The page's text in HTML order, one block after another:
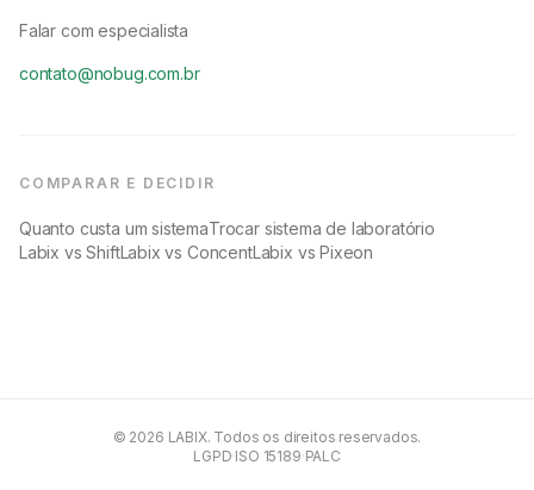
Falar com especialista
contato@nobug.com.br
COMPARAR E DECIDIR
Quanto custa um sistemaTrocar sistema de laboratório
Labix vs ShiftLabix vs ConcentLabix vs Pixeon
© 2026 LABIX. Todos os direitos reservados.
LGPD·ISO 15189·PALC